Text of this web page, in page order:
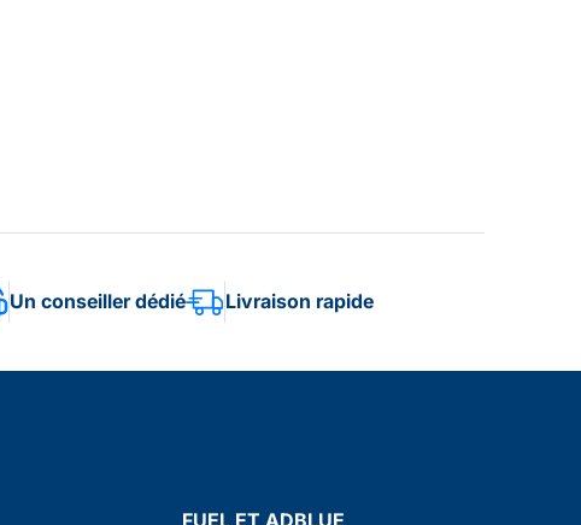
Un conseiller dédié Livraison rapide
FUEL ET ADBLUE